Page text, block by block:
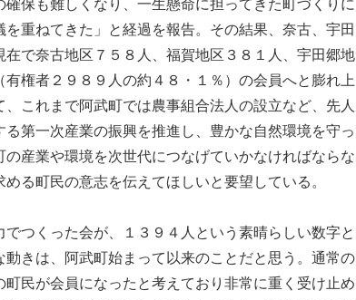
保も難しくなり、一生懸命に担ってきた町づくりに
重ねてきた」と経過を報告。その結果、奈古、宇田
で奈古地区７５８人、福賀地区３８１人、宇田郷地
権者２９８９人の約４８・１％）の会員へと膨れ上
これまで阿武町では農事組合法人の設立など、先人
第一次産業の振興を推進し、豊かな自然環境を守っ
産業や環境を次世代につなげていかなければならな
る町民の意志を伝えてほしいと要望している。
つくった会が、１３９４人という素晴らしい数字と
きは、阿武町始まって以来のことだと思う。通常の
民が会員になったと考えており非常に重く受け止め